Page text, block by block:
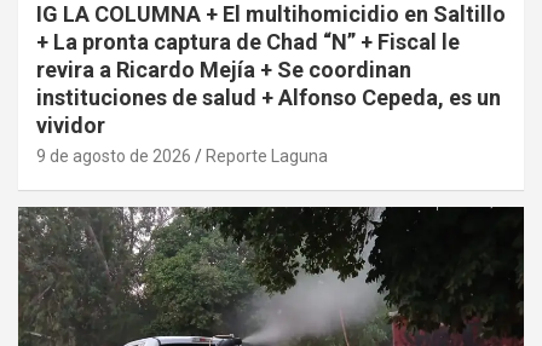
IG LA COLUMNA + El multihomicidio en Saltillo
+ La pronta captura de Chad “N” + Fiscal le
revira a Ricardo Mejía + Se coordinan
instituciones de salud + Alfonso Cepeda, es un
vividor
9 de agosto de 2026 Reporte Laguna